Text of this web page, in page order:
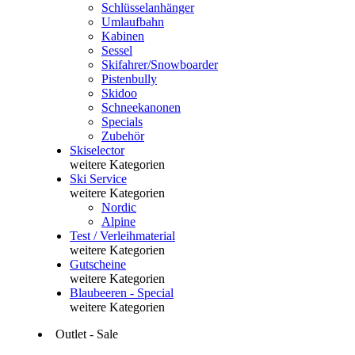
Schlüsselanhänger
Umlaufbahn
Kabinen
Sessel
Skifahrer/Snowboarder
Pistenbully
Skidoo
Schneekanonen
Specials
Zubehör
Skiselector
weitere Kategorien
Ski Service
weitere Kategorien
Nordic
Alpine
Test / Verleihmaterial
weitere Kategorien
Gutscheine
weitere Kategorien
Blaubeeren - Special
weitere Kategorien
Outlet - Sale